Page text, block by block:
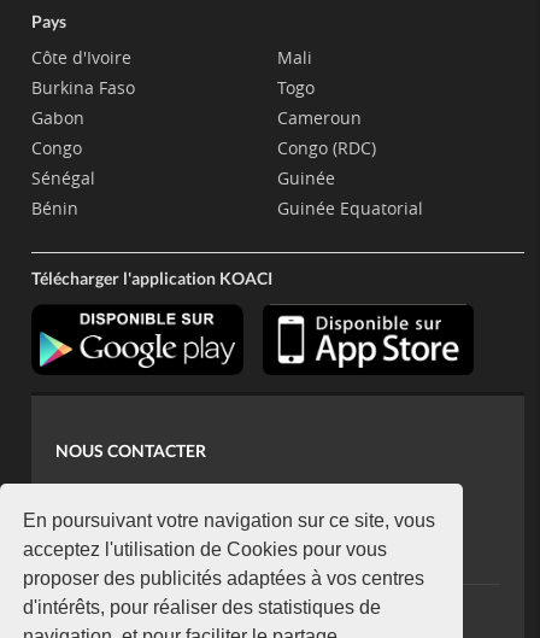
En poursuivant votre navigation sur ce site, vous
acceptez l'utilisation de Cookies pour vous
proposer des publicités adaptées à vos centres
d'intérêts, pour réaliser des statistiques de
Pays
Côte d'Ivoire
Burkina Faso
Gabon
Congo
Sénégal
Bénin
Mali
Togo
Cameroun
Congo (RDC)
Guinée
Guinée Equatorial
Télécharger l'application KOACI
NOUS CONTACTER
koaci@yahoo.fr
+225 07 08 85 52 93
NEWSLETTER